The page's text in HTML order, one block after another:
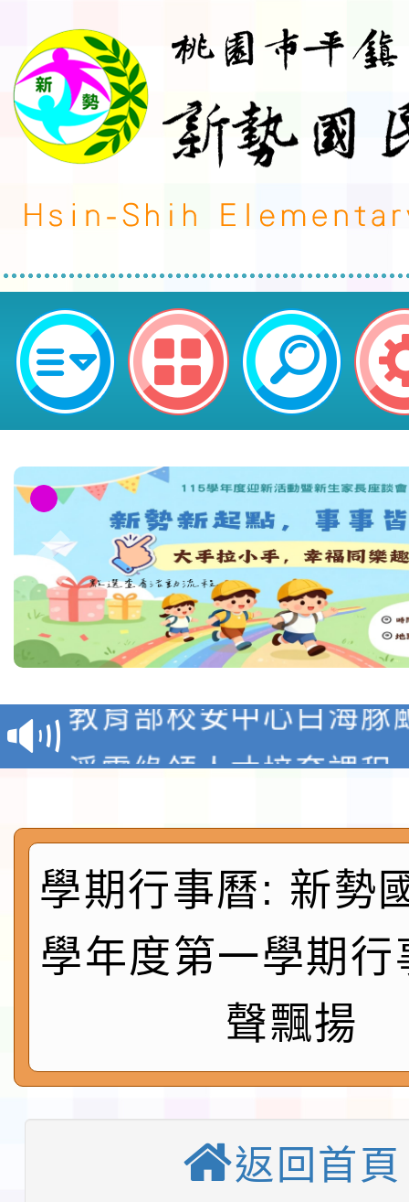
新勢國小112學年度第一學期行事
教育部校安中心白海豚
報
淨零綠領人才培育課程
及師生本土語及新住民
實施要點各1份
115年食農教育專業人
程
鎮韌性（防空）演習－
速演練執行計畫」
「115年金融知識線上
本校115學年度第1學
第3次招考代課鐘點教
告(不再辦理後續甄選)
檢送「桃園市115學年
賽實施要點」1份
本市「115學年度學生
學期行事曆: 新勢
學年度第一學期行
聲飄揚
返回首頁